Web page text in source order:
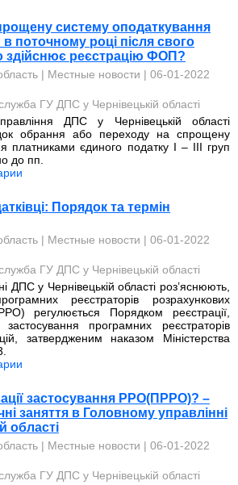
систему оподаткування
поточному році після свого
здійснює реєстрацію ФОП?
| Местные новости | 06-01-2022
ГУ ДПС у Чернівецькій області
ДПС у Чернівецькій області
обрання або переходу на спрощену
платниками єдиного податку І – ІІІ груп
до пп.
Порядок та термін
| Местные новости | 06-01-2022
ГУ ДПС у Чернівецькій області
ДПС у Чернівецькій області роз’яснюють,
реєстраторів розрахункових
регулюється Порядком реєстрації,
програмних реєстраторів
затвердженим наказом Міністерства
застосування РРО(ПРРО)? –
заняття в Головному управлінні
області
| Местные новости | 06-01-2022
ГУ ДПС у Чернівецькій області